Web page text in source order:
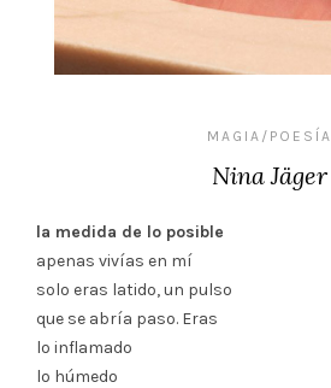
MAGIA/POESÍA
Nina Jäger
la medida de lo posible
apenas vivías en mí
solo eras latido, un pulso
que se abría paso. Eras
lo inflamado
lo húmedo